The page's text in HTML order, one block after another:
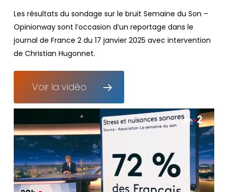
Les résultats du sondage sur le bruit Semaine du Son –
Opinionway sont l’occasion d’un reportage dans le
journal de France 2 du 17 janvier 2025 avec intervention
de Christian Hugonnet.
Voir la vidéo